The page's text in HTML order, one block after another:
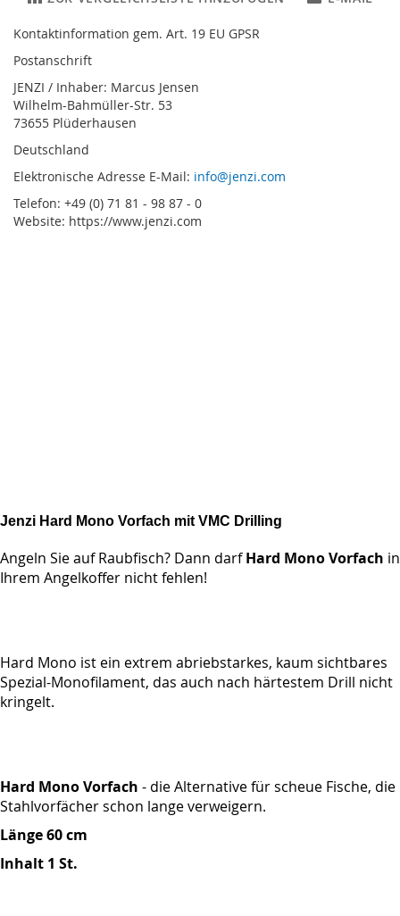
Kontaktinformation gem. Art. 19 EU GPSR
Postanschrift
JENZI / Inhaber: Marcus Jensen
Wilhelm-Bahmüller-Str. 53
73655 Plüderhausen
Deutschland
Elektronische Adresse E-Mail: info@jenzi.com
Telefon: +49 (0) 71 81 - 98 87 - 0
Website: https://www.jenzi.com
Jenzi Hard Mono Vorfach mit VMC Drilling
Angeln Sie auf Raubfisch? Dann darfHard Mono Vorfach in
Ihrem Angelkoffer nicht fehlen!
Hard Mono ist ein extrem abriebstarkes, kaum sichtbares
Spezial-Monofilament, das auch nach härtestem Drill nicht
kringelt.
Hard Mono Vorfach - die Alternative für scheue Fische, die
Stahlvorfächer schon lange verweigern.
Länge 60 cm
Inhalt 1 St.